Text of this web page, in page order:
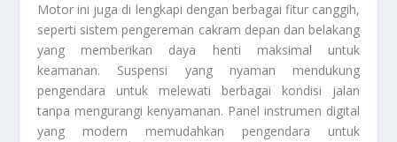
Motor ini juga di lengkapi dengan berbagai fitur canggih,
seperti sistem pengereman cakram depan dan belakang
yang memberikan daya henti maksimal untuk
keamanan. Suspensi yang nyaman mendukung
pengendara untuk melewati berbagai kondisi jalan
tanpa mengurangi kenyamanan. Panel instrumen digital
yang modern memudahkan pengendara untuk